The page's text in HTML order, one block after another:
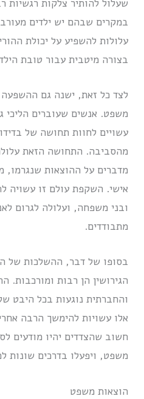
שעלול להותיר צלקות רגשיות
במקרים שבהם יש ילדים
עלולות להשפיע על יכולת
בצורה מיטבית עבור טובת
לצד כל זאת, ישנה גם
משפט. אנשים שעוברים הליכי
עשויים לחוות תחושה של
מהסביבה. התחושה הזאת
מדברים על ההוצאות שנגרמו,
אישי. השקפת עולם זו עשויה
ובני משפחה, ועלולה לגרום
מתבודדים.
בסופו של דבר, ההשלכות של
הגירושין הן רבות
והחברתית נוגעות בכל היבט
אלו עשויות להימשך הרבה
חשוב שהצדדים יהיו מודעים
משפט, ויפעלו בדרכים שונות
הוצאות משפט